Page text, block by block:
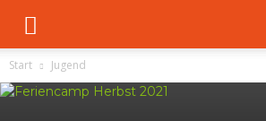
Start Jugend